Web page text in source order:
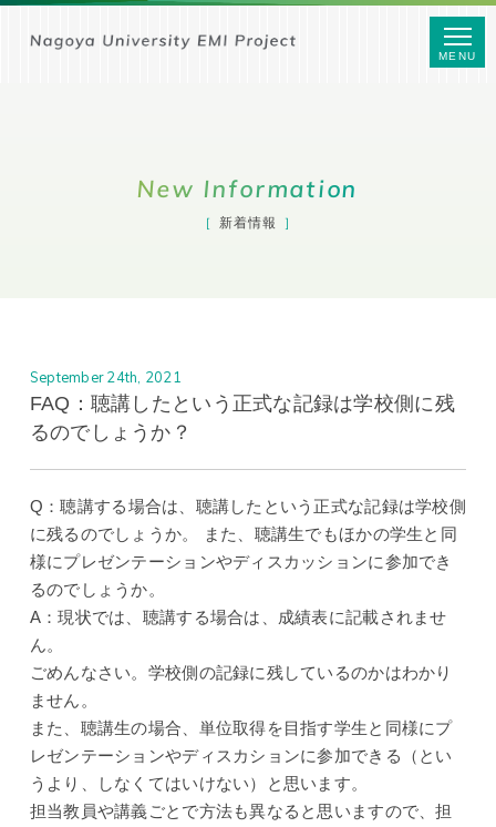
New Information
新着情報
September 24th, 2021
FAQ：聴講したという正式な記録は学校側に残
るのでしょうか？
Q：聴講する場合は、聴講したという正式な記録は学校側
に残るのでしょうか。 また、聴講生でもほかの学生と同
様にプレゼンテーションやディスカッションに参加でき
るのでしょうか。
A：現状では、聴講する場合は、成績表に記載されませ
ん。
ごめんなさい。学校側の記録に残しているのかはわかり
ません。
また、聴講生の場合、単位取得を目指す学生と同様にプ
レゼンテーションやディスカションに参加できる（とい
うより、しなくてはいけない）と思います。
担当教員や講義ごとで方法も異なると思いますので、担
MENU